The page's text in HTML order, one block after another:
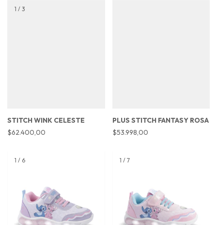
1 / 3
STITCH WINK CELESTE
$62.400,00
PLUS STITCH FANTASY ROSA
$53.998,00
1 / 6 1 / 7